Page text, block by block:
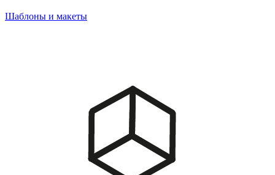
Шаблоны и макеты